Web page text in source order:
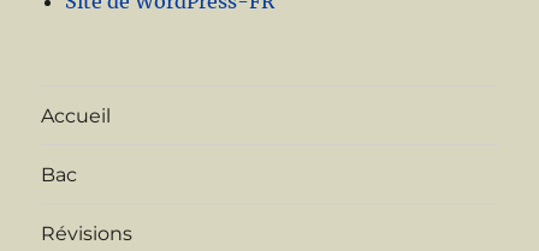
Accueil
Bac
Révisions